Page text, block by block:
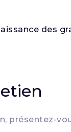
des
présentez-